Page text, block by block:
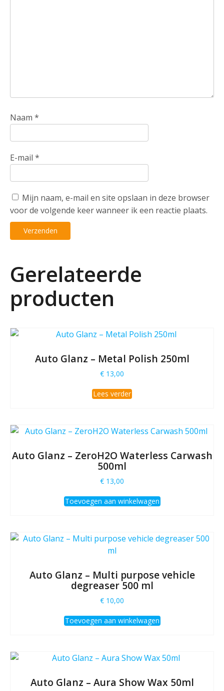
Naam *
E-mail *
Mijn naam, e-mail en site opslaan in deze browser
voor de volgende keer wanneer ik een reactie plaats.
Gerelateerde
producten
Auto Glanz – Metal Polish 250ml
€ 13,00
Lees verder
Auto Glanz – ZeroH2O Waterless Carwash
500ml
€ 13,00
Toevoegen aan winkelwagen
Auto Glanz – Multi purpose vehicle
degreaser 500 ml
€ 10,00
Toevoegen aan winkelwagen
Auto Glanz – Aura Show Wax 50ml